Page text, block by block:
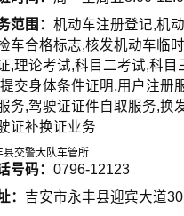
范围： 机动车注册登记,机
车合格标志,核发机动车临
,理论考试,科目二考试,科目
交身体条件证明,用户注册
务,驾驶证证件自取服务,换
证补换证业务
县交警大队车管所
号码： 0796-12123
： 吉安市永丰县迎宾大道